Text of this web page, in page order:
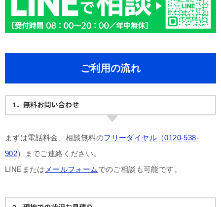
ご利用の流れ
まずは電話料金、相談無料のフリーダイヤル（0120-538-
902）までご連絡ください。
LINEまたは メールフォーム でのご相談も可能です。